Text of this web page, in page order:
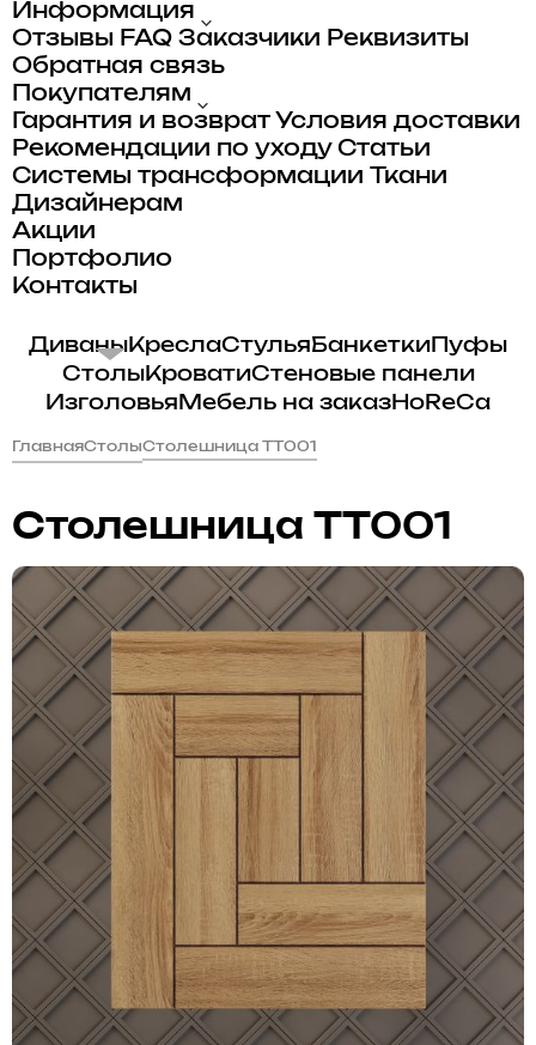
Информация
Отзывы FAQ Заказчики Реквизиты
Обратная связь
Покупателям
Гарантия и возврат Условия доставки
Рекомендации по уходу Статьи
Системы трансформации
Ткани
Дизайнерам
Акции
Портфолио
Контакты
ДиваныКреслаСтульяБанкеткиПуфы
СтолыКроватиСтеновые панели
Изголовья Мебель на заказHoReCa
ГлавнаяСтолыСтолешница TT001
Столешница TT001